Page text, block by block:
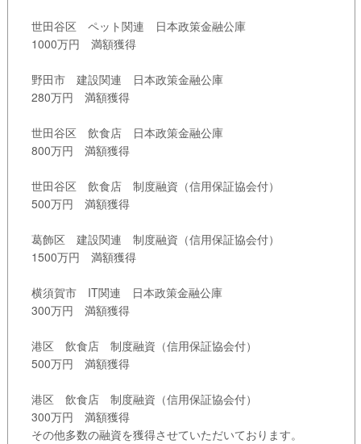
世田谷区 ペット関連 日本政策金融公庫
1000万円 満額獲得
野田市 建設関連 日本政策金融公庫
280万円 満額獲得
世田谷区 飲食店 日本政策金融公庫
800万円 満額獲得
世田谷区 飲食店 制度融資（信用保証協会付）
500万円 満額獲得
葛飾区 建設関連 制度融資（信用保証協会付）
1500万円 満額獲得
横須賀市 IT関連 日本政策金融公庫
300万円 満額獲得
港区 飲食店 制度融資（信用保証協会付）
500万円 満額獲得
港区 飲食店 制度融資（信用保証協会付）
300万円 満額獲得
その他多数の融資を獲得させていただいております。